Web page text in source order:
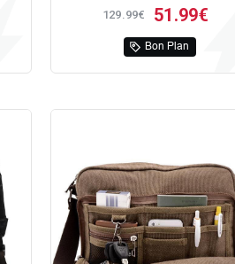
129 99€ 51 99€
Bon Plan